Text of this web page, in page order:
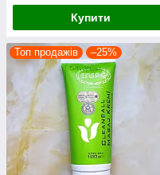
Купити
Топ продажів –25%